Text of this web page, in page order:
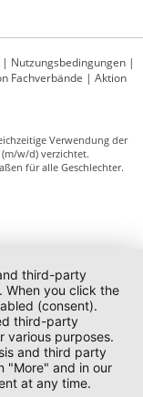
| Nutzungsbedingungen |
Fachverbände | Aktion
Verwendung der
w/d) verzichtet.
für alle Geschlechter.
third-party
When you click the
(consent).
third-party
various purposes.
and third party
"More" and in our
at any time.